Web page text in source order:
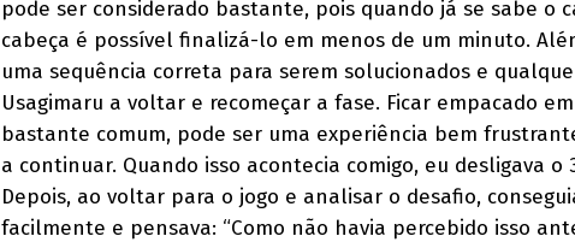
pode ser considerado bastante, pois quando já se sabe o
cabeça é possível finalizá-lo em menos de um minuto.
uma sequência correta para serem solucionados e
Usagimaru a voltar e recomeçar a fase. Ficar empacado
bastante comum, pode ser uma experiência bem
a continuar. Quando isso acontecia comigo, eu desligava o
Depois, ao voltar para o jogo e analisar o desafio,
facilmente e pensava: “Como não havia percebido isso